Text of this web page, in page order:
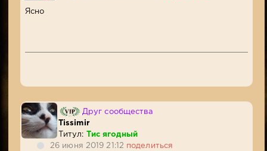
Ясно
Друг сообщества
Tissimir
Титул:
Тис ягодный
26 июня 2019 21:12
поделиться